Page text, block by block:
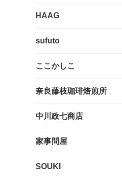
HAAG
sufuto
ここかしこ
奈良藤枝珈琲焙煎所
中川政七商店
家事問屋
SOUKI